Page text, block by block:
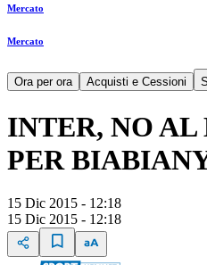
Mercato
Mercato
Ora per ora Acquisti e Cessioni
INTER, NO AL
PER
15 Dic 2015 - 12:18
15 Dic 2015 - 12:18